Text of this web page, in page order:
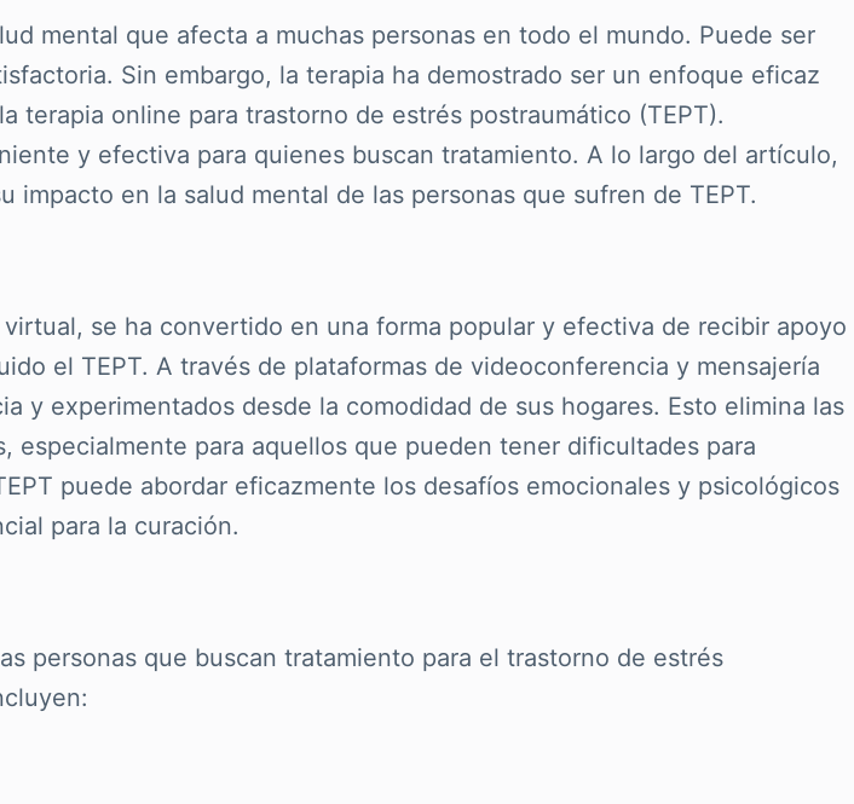
mental que afecta a muchas personas en todo el mundo. Puede ser
Sin embargo, la terapia ha demostrado ser un enfoque eficaz
terapia online para trastorno de estrés postraumático (TEPT).
y efectiva para quienes buscan tratamiento. A lo largo del artículo,
en la salud mental de las personas que sufren de TEPT.
se ha convertido en una forma popular y efectiva de recibir apoyo
el TEPT. A través de plataformas de videoconferencia y mensajería
y experimentados desde la comodidad de sus hogares. Esto elimina las
para aquellos que pueden tener dificultades para
puede abordar eficazmente los desafíos emocionales y psicológicos
para la curación.
personas que buscan tratamiento para el trastorno de estrés